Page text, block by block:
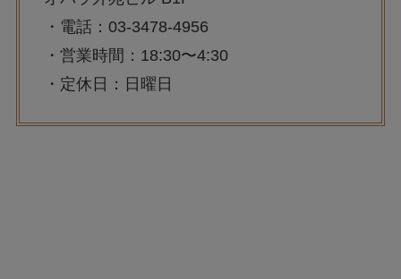
・電話：03-3478-4956
・営業時間：18:30〜4:30
・定休日：日曜日